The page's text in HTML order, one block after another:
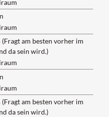
am besten vorher im
da sein wird.)
am besten vorher im
da sein wird.)